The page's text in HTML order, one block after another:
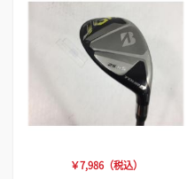
￥7,986（税込）